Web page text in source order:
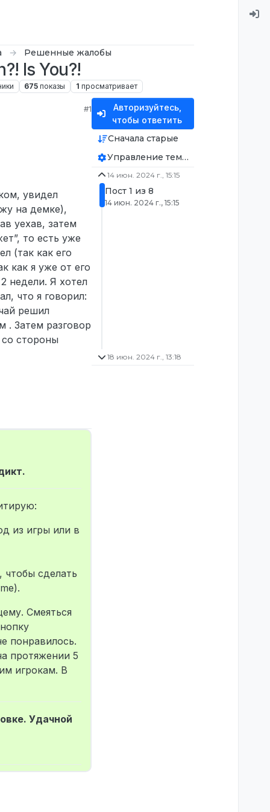
Решенные жалобы
Is You?!
675 показы 1 просматривает
#1
увидел
на демке),
уехав, затем
то есть уже
(так как его
как я уже от его
недели. Я хотел
что я говорил:
решил
. Затем разговор
стороны
из игры или в
сделать
Смеяться
понравилось.
протяжении 5
игрокам. В
Удачной
Авторизуйтесь,
чтобы ответить
Сначала старые
Управление темой
14 июн. 2024 г., 15:15
Пост 1 из 8
14 июн. 2024 г., 15:15
18 июн. 2024 г., 13:18